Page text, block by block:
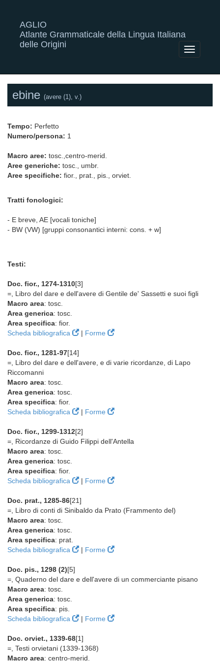
AGLIO
Atlante Grammaticale della Lingua Italiana
delle Origini
Toggle
ebine (avere (1), v.)
Tempo: Perfetto
Numero/persona: 1
Macro aree: tosc.,centro-merid.
Aree generiche: tosc., umbr.
Aree specifiche: fior., prat., pis., orviet.
Tratti fonologici:
- E breve, AE [vocali toniche]
- BW (VW) [gruppi consonantici interni: cons. + w]
Testi:
Doc. fior., 1274-1310[3]
=, Libro del dare e dell'avere di Gentile de' Sassetti e suoi figli
Macro area: tosc.
Area generica: tosc.
Area specifica: fior.
Scheda bibliografica
| Forme
Doc. fior., 1281-97[14]
=, Libro del dare e dell'avere, e di varie ricordanze, di Lapo
Riccomanni
Macro area: tosc.
Area generica: tosc.
Area specifica: fior.
Scheda bibliografica
| Forme
Doc. fior., 1299-1312[2]
=, Ricordanze di Guido Filippi dell'Antella
Macro area: tosc.
Area generica: tosc.
Area specifica: fior.
Scheda bibliografica
| Forme
Doc. prat., 1285-86[21]
=, Libro di conti di Sinibaldo da Prato (Frammento del)
Macro area: tosc.
Area generica: tosc.
Area specifica: prat.
Scheda bibliografica
| Forme
Doc. pis., 1298 (2)[5]
=, Quaderno del dare e dell'avere di un commerciante pisano
Macro area: tosc.
Area generica: tosc.
Area specifica: pis.
Scheda bibliografica
| Forme
Doc. orviet., 1339-68[1]
=, Testi orvietani (1339-1368)
Macro area: centro-merid.